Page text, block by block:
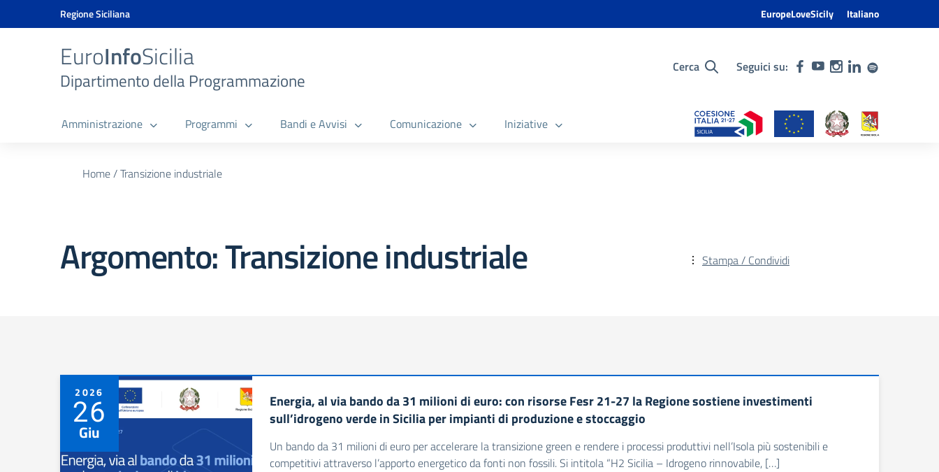
Vai ai contenuti
Vai al menu di navigazione
Vai al banner delle Cookie Policy
Regione Siciliana EuropeLoveSicily Italiano
EuroInfoSicilia
Dipartimento della Programmazione
Cerca Seguici su:
Amministrazione Programmi Bandi e Avvisi Comunicazione Iniziative
Home/Transizione industriale
Argomento: Transizione industriale Stampa / Condividi
2026
26
Giu
Energia, al via bando da 31 milioni di euro: con risorse Fesr 21-27 la Regione sostiene investimenti
sull’idrogeno verde in Sicilia per impianti di produzione e stoccaggio
Un bando da 31 milioni di euro per accelerare la transizione green e rendere i processi produttivi nell’Isola più sostenibili e
competitivi attraverso l’apporto energetico da fonti non fossili. Si intitola “H2 Sicilia – Idrogeno rinnovabile, […]